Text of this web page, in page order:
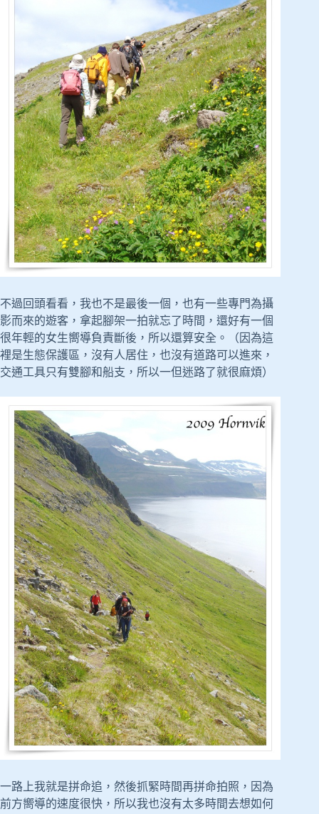
不過回頭看看，我也不是最後一個，也有一些專門為攝
影而來的遊客，拿起腳架一拍就忘了時間，還好有一個
很年輕的女生嚮導負責斷後，所以還算安全。（因為這
裡是生態保護區，沒有人居住，也沒有道路可以進來，
交通工具只有雙腳和船支，所以一但迷路了就很麻煩）
一路上我就是拼命追，然後抓緊時間再拼命拍照，因為
前方嚮導的速度很快，所以我也沒有太多時間去想如何